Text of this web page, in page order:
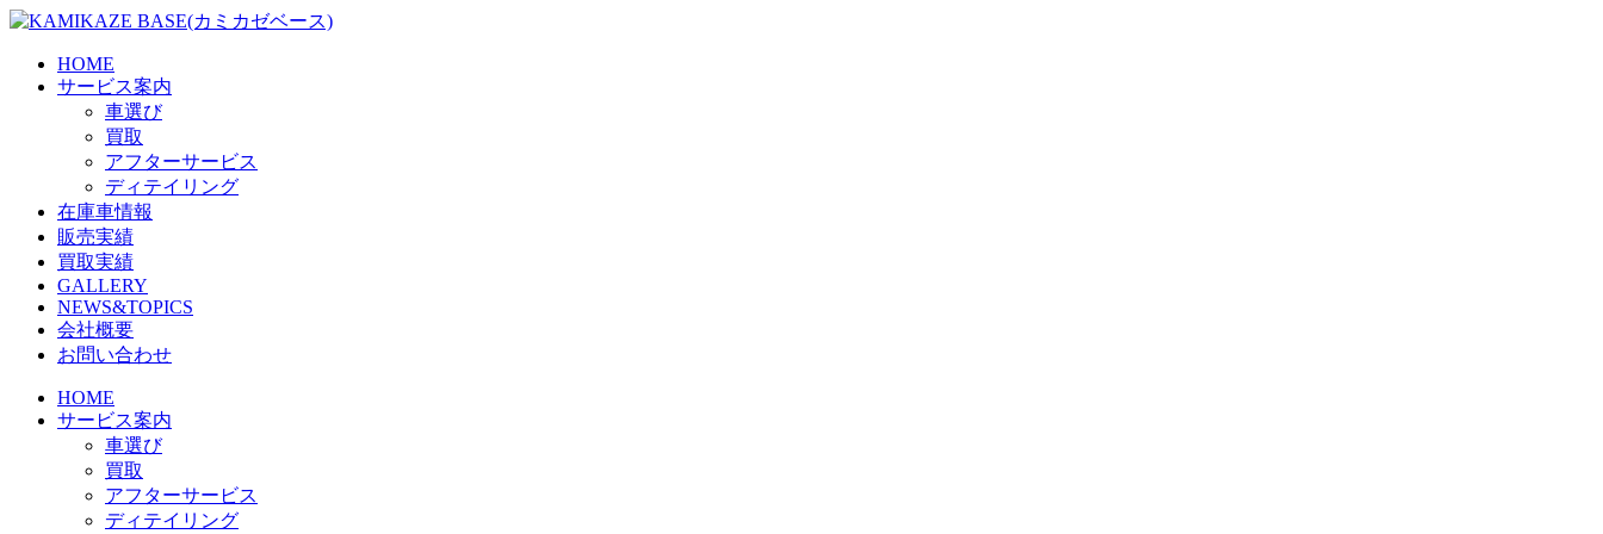
Skip
content
HOME
サービス案内
車選び
買取
アフターサービス
ディテイリング
在庫車情報
販売実績
買取実績
GALLERY
NEWS&TOPICS
会社概要
お問い合わせ
HOME
サービス案内
車選び
買取
アフターサービス
ディテイリング